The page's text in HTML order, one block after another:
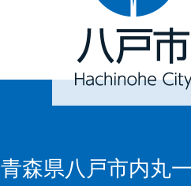
Hachinohe
City
県八戸市内丸一